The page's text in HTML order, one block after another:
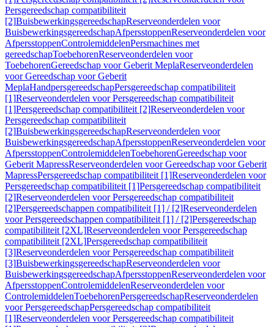
Persgereedschap compatibiliteit
[2]BuisbewerkingsgereedschapReserveonderdelen voor
BuisbewerkingsgereedschapAfpersstoppenReserveonderdelen voor
AfpersstoppenControlemiddelenPersmachines met
gereedschapToebehorenReserveonderdelen voor
ToebehorenGereedschap voor Geberit MeplaReserveonderdelen
voor Gereedschap voor Geberit
MeplaHandpersgereedschapPersgereedschap compatibiliteit
[1]Reserveonderdelen voor Persgereedschap compatibiliteit
[1]Persgereedschap compatibiliteit [2]Reserveonderdelen voor
Persgereedschap compatibiliteit
[2]BuisbewerkingsgereedschapReserveonderdelen voor
BuisbewerkingsgereedschapAfpersstoppenReserveonderdelen voor
AfpersstoppenControlemiddelenToebehorenGereedschap voor
Geberit MapressReserveonderdelen voor Gereedschap voor Geberit
MapressPersgereedschap compatibiliteit [1]Reserveonderdelen voor
Persgereedschap compatibiliteit [1]Persgereedschap compatibiliteit
[2]Reserveonderdelen voor Persgereedschap compatibiliteit
[2]Persgereedschappen compatibiliteit [1] / [2]Reserveonderdelen
voor Persgereedschappen compatibiliteit [1] / [2]Persgereedschap
compatibiliteit [2XL]Reserveonderdelen voor Persgereedschap
compatibiliteit [2XL]Persgereedschap compatibiliteit
[3]Reserveonderdelen voor Persgereedschap compatibiliteit
[3]BuisbewerkingsgereedschapReserveonderdelen voor
BuisbewerkingsgereedschapAfpersstoppenReserveonderdelen voor
AfpersstoppenControlemiddelenReserveonderdelen voor
ControlemiddelenToebehorenPersgereedschapReserveonderdelen
voor PersgereedschapPersgereedschap compatibiliteit
[1]Reserveonderdelen voor Persgereedschap compatibiliteit